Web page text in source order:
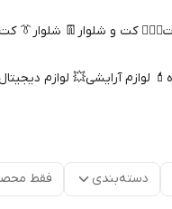
🤵🏻‍♀️ کت و شلوار 👖 شلوار👔 کت
💄 لوازم آرایشی💥 لوازم
دسته‌بندی فقط